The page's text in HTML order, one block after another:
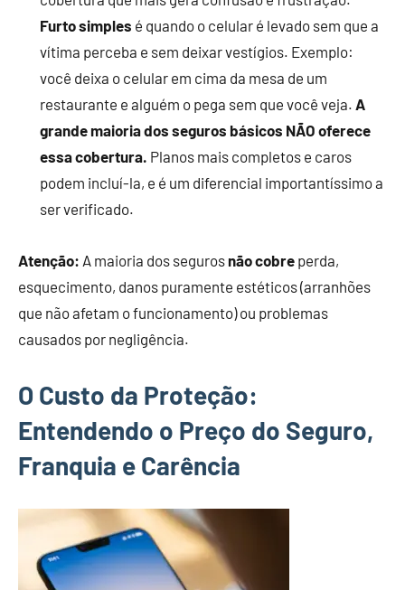
Furto simples é quando o celular é levado sem que a
vítima perceba e sem deixar vestígios. Exemplo:
você deixa o celular em cima da mesa de um
restaurante e alguém o pega sem que você veja. A
grande maioria dos seguros básicos NÃO oferece
essa cobertura. Planos mais completos e caros
podem incluí-la, e é um diferencial importantíssimo a
ser verificado.
Atenção: A maioria dos segurosnão cobre perda,
esquecimento, danos puramente estéticos (arranhões
que não afetam o funcionamento) ou problemas
causados por negligência.
O Custo da Proteção:
Entendendo o Preço do Seguro,
Franquia e Carência